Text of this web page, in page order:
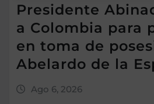
Presidente
a Colombia para
en toma de
Abelardo de la
Ago 6, 2026